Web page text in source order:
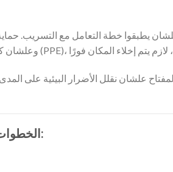
يطبقوا خطة التعامل مع التسريب.
علشان نقلل الأضرار البيئية على
الخطوات الأساسية للاستجابة الفورية: